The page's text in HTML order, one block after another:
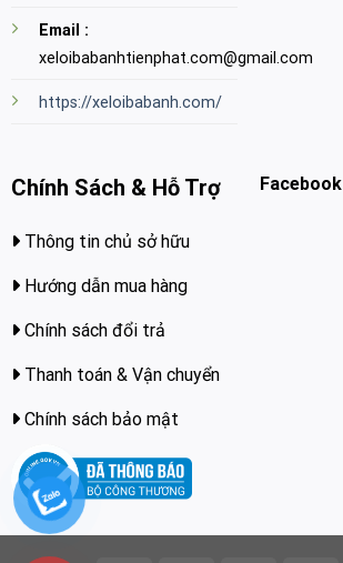
Email :
xeloibabanhtienphat.com@gmail.com
https://xeloibabanh.com/
Chính Sách & Hỗ Trợ
Thông tin chủ sở hữu
Hướng dẫn mua hàng
Chính sách đổi trả
Thanh toán & Vận chuyển
Chính sách bảo mật
Facebook